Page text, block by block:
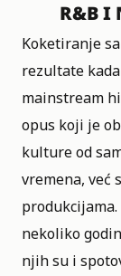
R&B I
Koketiranje
rezultate
mainstream
opus koji je
kulture od
vremena, već
nekoliko
njih su i